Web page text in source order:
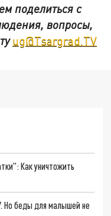
поделиться с
вопросы,
ug@Tsargrad.TV
Как уничтожить
Но беды для малышей не